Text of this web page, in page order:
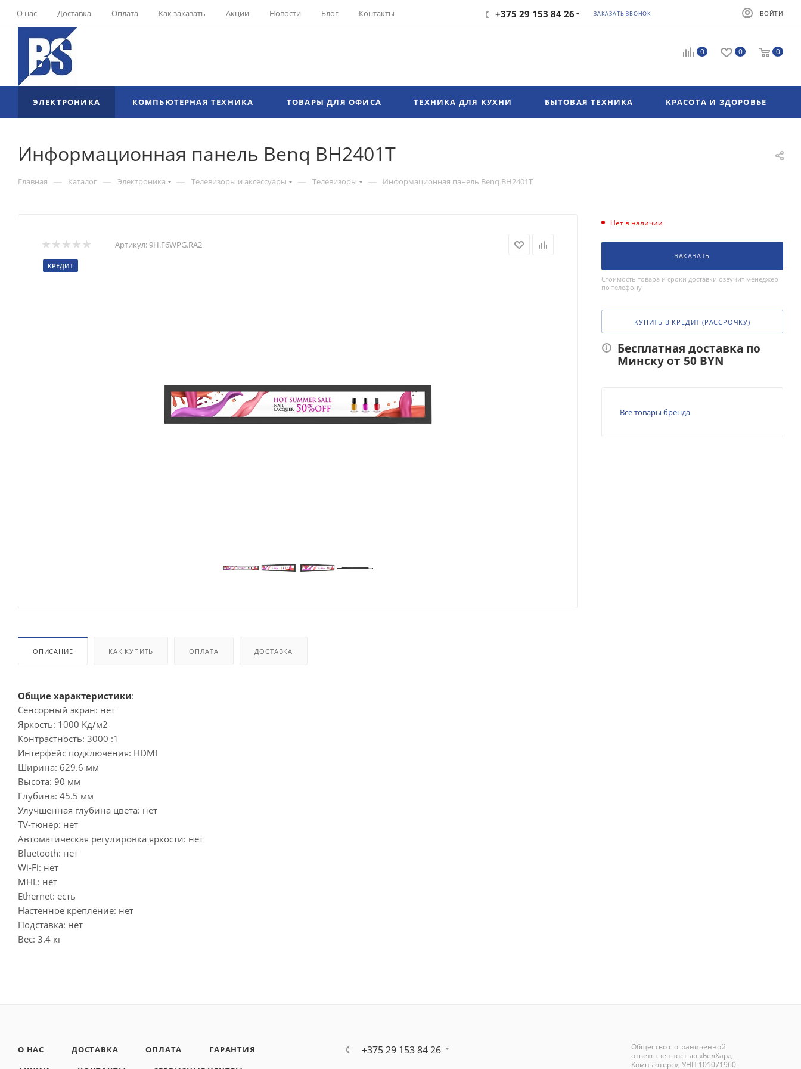
О нас Доставка Оплата Как заказать Акции Новости Блог Контакты +375 29 153 84 26 ЗАКАЗАТЬ ЗВОНОК ВОЙТИ
0 0 0
ЭЛЕКТРОНИКА КОМПЬЮТЕРНАЯ ТЕХНИКА ТОВАРЫ ДЛЯ ОФИСА ТЕХНИКА ДЛЯ КУХНИ БЫТОВАЯ ТЕХНИКА КРАСОТА И ЗДОРОВЬЕ
Информационная панель Benq BH2401T
Главная — Каталог — Электроника — Телевизоры и аксессуары — Телевизоры — Информационная панель Benq BH2401T
Артикул:9H.F6WPG.RA2
КРЕДИТ
ОПИСАНИЕ КАК КУПИТЬ ОПЛАТА ДОСТАВКА
Общие характеристики:
Сенсорный экран: нет
Яркость: 1000 Кд/м2
Контрастность: 3000 :1
Интерфейс подключения: HDMI
Ширина: 629.6 мм
Высота: 90 мм
Глубина: 45.5 мм
Улучшенная глубина цвета: нет
TV-тюнер: нет
Автоматическая регулировка яркости: нет
Bluetooth: нет
Wi-Fi: нет
MHL: нет
Ethernet: есть
Настенное крепление: нет
Подставка: нет
Вес: 3.4 кг
Нет в наличии
ЗАКАЗАТЬ
Стоимость товара и сроки доставки озвучит менеджер
по телефону
КУПИТЬ В КРЕДИТ (РАССРОЧКУ)
Бесплатная доставка по
Минску от 50 BYN
Все товары бренда
О НАС ДОСТАВКА ОПЛАТА
ГАРАНТИЯ
+375 29 153 84 26
Общество с ограниченной
ответственностью «БелХард
Компьютерс», УНП 101071960